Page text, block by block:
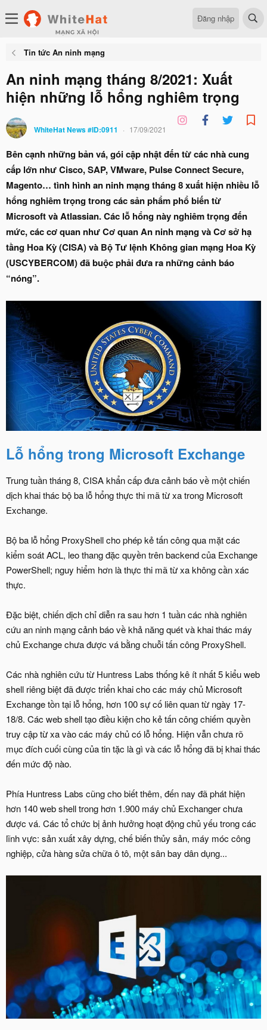
Đăng nhập
Tin tức An ninh mạng
An ninh mạng tháng 8/2021: Xuất
hiện những lỗ hổng nghiêm trọng
WhiteHat News #ID:0911 17/09/2021
Bên cạnh những bản vá, gói cập nhật đến từ các nhà cung
cấp lớn như Cisco, SAP, VMware, Pulse Connect Secure,
Magento… tình hình an ninh mạng tháng 8 xuất hiện nhiều lỗ
hổng nghiêm trọng trong các sản phẩm phổ biến từ
Microsoft và Atlassian. Các lỗ hổng này nghiêm trọng đến
mức, các cơ quan như Cơ quan An ninh mạng và Cơ sở hạ
tầng Hoa Kỳ (CISA) và Bộ Tư lệnh Không gian mạng Hoa Kỳ
(USCYBERCOM) đã buộc phải đưa ra những cảnh báo
“nóng”.
Lỗ hổng trong Microsoft Exchange
Trung tuần tháng 8, CISA khẩn cấp đưa cảnh báo về một chiến
dịch khai thác bộ ba lỗ hổng thực thi mã từ xa trong Microsoft
Exchange.
Bộ ba lỗ hổng ProxyShell cho phép kẻ tấn công qua mặt các
kiểm soát ACL, leo thang đặc quyền trên backend của Exchange
PowerShell; nguy hiểm hơn là thực thi mã từ xa không cần xác
thực.
Đặc biệt, chiến dịch chỉ diễn ra sau hơn 1 tuần các nhà nghiên
cứu an ninh mạng cảnh báo về khả năng quét và khai thác máy
chủ Exchange chưa được vá bằng chuỗi tấn công ProxyShell.
Các nhà nghiên cứu từ Huntress Labs thống kê ít nhất 5 kiểu web
shell riêng biệt đã được triển khai cho các máy chủ Microsoft
Exchange tồn tại lỗ hổng, hơn 100 sự cố liên quan từ ngày 17-
18/8. Các web shell tạo điều kiện cho kẻ tấn công chiếm quyền
truy cập từ xa vào các máy chủ có lỗ hổng. Hiện vẫn chưa rõ
mục đích cuối cùng của tin tặc là gì và các lỗ hổng đã bị khai thác
đến mức độ nào.
Phía Huntress Labs cũng cho biết thêm, đến nay đã phát hiện
hơn 140 web shell trong hơn 1.900 máy chủ Exchanger chưa
được vá. Các tổ chức bị ảnh hưởng hoạt động chủ yếu trong các
lĩnh vực: sản xuất xây dựng, chế biến thủy sản, máy móc công
nghiệp, cửa hàng sửa chữa ô tô, một sân bay dân dụng...